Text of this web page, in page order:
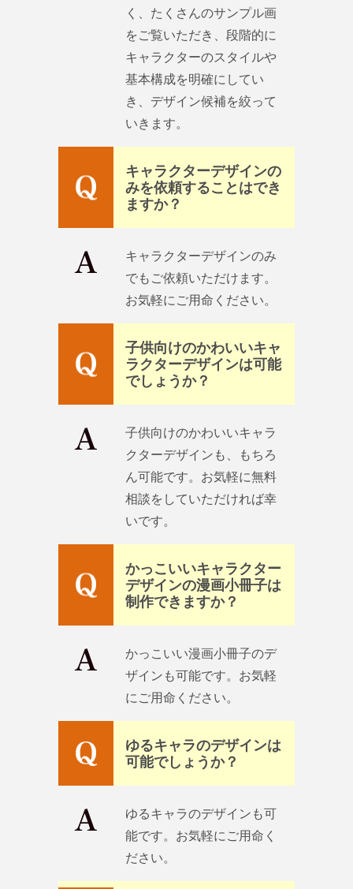
く、たくさんのサンプル画
をご覧いただき、段階的に
キャラクターのスタイルや
基本構成を明確にしてい
き、デザイン候補を絞って
いきます。
キャラクターデザインの
みを依頼することはでき
ますか？
キャラクターデザインのみ
でもご依頼いただけます。
お気軽にご用命ください。
子供向けのかわいいキャ
ラクターデザインは可能
でしょうか？
子供向けのかわいいキャラ
クターデザインも、もちろ
ん可能です。お気軽に無料
相談をしていただければ幸
いです。
かっこいいキャラクター
デザインの漫画小冊子は
制作できますか？
かっこいい漫画小冊子のデ
ザインも可能です。お気軽
にご用命ください。
ゆるキャラのデザインは
可能でしょうか？
ゆるキャラのデザインも可
能です。お気軽にご用命く
ださい。